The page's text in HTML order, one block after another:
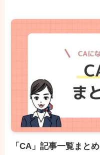
「CA」記事一覧まとめ